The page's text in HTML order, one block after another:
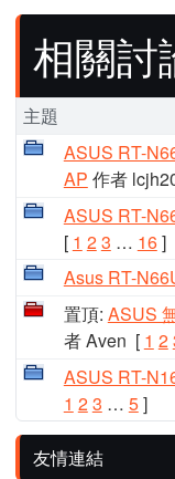
相關討
主題
ASUS RT-
AP 作者
ASUS RT-
[ 1 23 … 16]
Asus RT-
置頂: ASUS
者 Aven [ 1 2
ASUS RT-
1 23 … 5]
友情連結